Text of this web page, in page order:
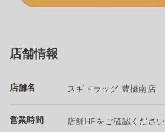
店舗情報
店舗名 スギドラッグ 豊橋南店
営業時間 店舗HPをご確認ください